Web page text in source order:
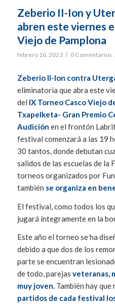
Zeberio II-Ion y
abren este viernes
Viejo de Pamplona
febrero 16, 2023 / 0 Comentarios
Zeberio II-Ion contra
eliminatoria que abra este
del IX Torneo Casco Viejo
Txapelketa- Gran Premio
Audición en el frontón
festival comenzará a las 19
30 tantos, donde debutan
salidos de las escuelas de la
torneos organizados por
también se organiza en
El festival, como todos los
jugará íntegramente en la
Este año el torneo se ha
debido a que dos de los
parte se encuentran
de todo, parejas veteranas,
muy joven.También hay que
partidos de cada festival